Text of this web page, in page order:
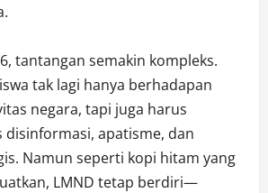
tantangan semakin kompleks.
tak lagi hanya berhadapan
negara, tapi juga harus
disinformasi, apatisme, dan
Namun seperti kopi hitam yang
LMND tetap berdiri—